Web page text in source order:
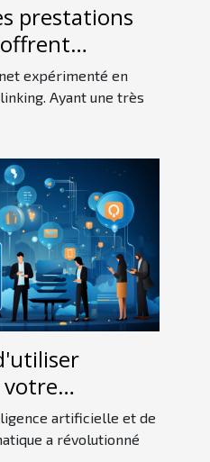
prestations
expérimenté en
Ayant une très
votre
artificielle et de
a révolutionné